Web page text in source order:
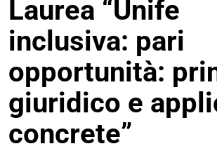
Laurea “Unife
inclusiva: pari
opportunità:
giuridico e
concrete”